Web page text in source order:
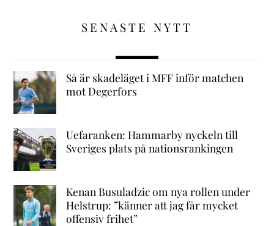
SENASTE NYTT
Så är skadeläget i MFF inför matchen
mot Degerfors
Uefaranken: Hammarby nyckeln till
Sveriges plats på nationsrankingen
Kenan Busuladzic om nya rollen under
Helstrup: ”känner att jag får mycket
offensiv frihet”